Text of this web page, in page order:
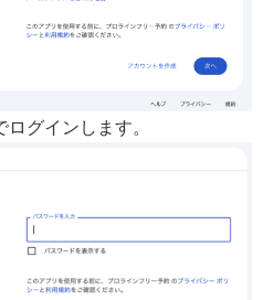
グインします。